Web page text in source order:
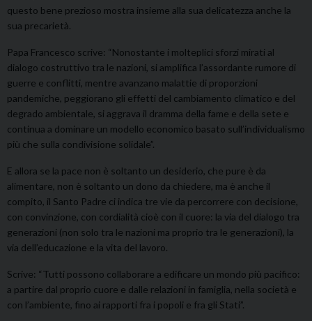
questo bene prezioso mostra insieme alla sua delicatezza anche la
sua precarietà.
Papa Francesco scrive: “Nonostante i molteplici sforzi mirati al
dialogo costruttivo tra le nazioni, si amplifica l’assordante rumore di
guerre e conflitti, mentre avanzano malattie di proporzioni
pandemiche, peggiorano gli effetti del cambiamento climatico e del
degrado ambientale, si aggrava il dramma della fame e della sete e
continua a dominare un modello economico basato sull’individualismo
più che sulla condivisione solidale”.
E allora se la pace non è soltanto un desiderio, che pure è da
alimentare, non è soltanto un dono da chiedere, ma è anche il
compito, il Santo Padre ci indica tre vie da percorrere con decisione,
con convinzione, con cordialità cioè con il cuore: la via del dialogo tra
generazioni (non solo tra le nazioni ma proprio tra le generazioni), la
via dell’educazione e la vita del lavoro.
Scrive: “Tutti possono collaborare a edificare un mondo più pacifico:
a partire dal proprio cuore e dalle relazioni in famiglia, nella società e
con l’ambiente, fino ai rapporti fra i popoli e fra gli Stati”.